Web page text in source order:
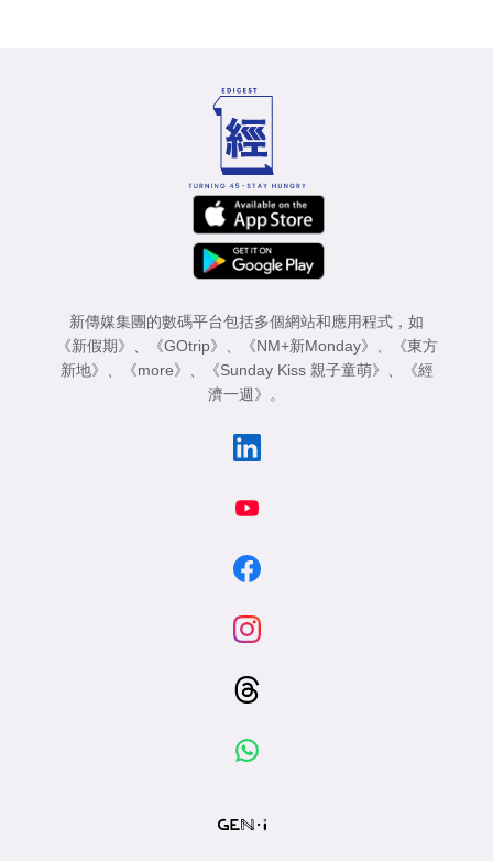
新傳媒集團的數碼平台包括多個網站和應用程式，如
《新假期》
《GOtrip》 《NM+新Monday》
《東方
新地》
《more》 《Sunday Kiss 親子童萌》
《經
濟一週》
。